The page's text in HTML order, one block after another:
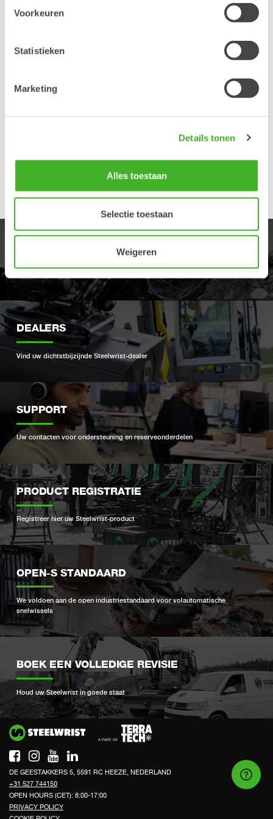
Voorkeuren
Statistieken
Marketing
Details tonen
Alles toestaan
Selectie toestaan
Weigeren
moment vergeet hij of maakt een fout in de fysieke controle die
ervoor zorgt dat de bak veilig aangekoppeld is en het werk
De machinebestuurder wil alleen de bak even verplaatsen of de
vergrendelingsfunctie omdat het “Alleen bedoeling is om de bak
even te verplaatsen” Op dit punt kan de bestuurder de bak
deze risico’s.
DEALERS
Vind uw dichtstbijzijnde Steelwrist-dealer
SUPPORT
Uw contacten voor ondersteuning en reserveonderdelen
PRODUCT REGISTRATIE
Registreer hier uw Steelwrist-product
OPEN-S STANDAARD
We voldoen aan de open industriestandaard voor volautomatische
snelwissels
BOEK EEN VOLLEDIGE REVISIE
Houd uw Steelwrist in goede staat
DE GEESTAKKERS 5, 5591 RC HEEZE, NEDERLAND
+31 527 744150
OPEN HOURS (CET): 8:00-17:00
PRIVACY POLICY